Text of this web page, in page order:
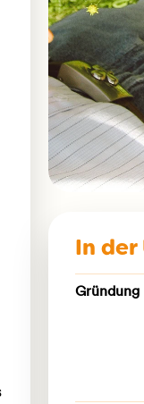
In der
Gründung